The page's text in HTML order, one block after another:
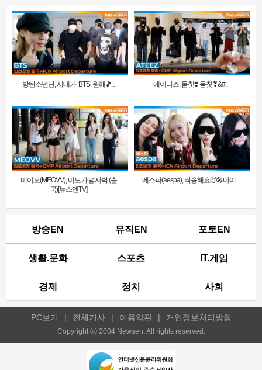
방탄소년단, 시대가 ‘BTS’ 원해🎵 .. 에이티즈, 둠칫❣️ 둠칫❣&#..
미야오(MEOVV), 미모가 넘사벽 (출
국)[뉴스엔TV]
에스파(aespa), 죄송해요🥺🎤마이..
방송EN 뮤직EN 포토EN
생활.문화 스포츠 IT.게임
경제 정치 사회
PC보기 | 전체기사 | 이용약관 | 개인정보처리방침
Copyright ⓒ 2004 Newsen. All rights reserved.